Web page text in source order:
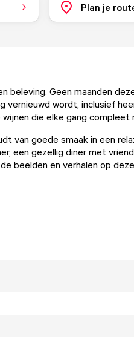
Plan je
beleving. Geen maanden
vernieuwd wordt, inclusief
die elke gang compleet
van goede smaak in een
een gezellig diner met
beelden en verhalen op